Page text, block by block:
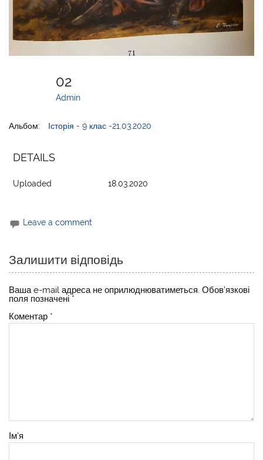
02
Admin
Альбом: Історія - 9 клас -21.03.2020
DETAILS
Uploaded 18.03.2020
Leave a comment
Залишити відповідь
Ваша e-mail адреса не оприлюднюватиметься. Обов’язкові
поля позначені *
Коментар *
Ім'я